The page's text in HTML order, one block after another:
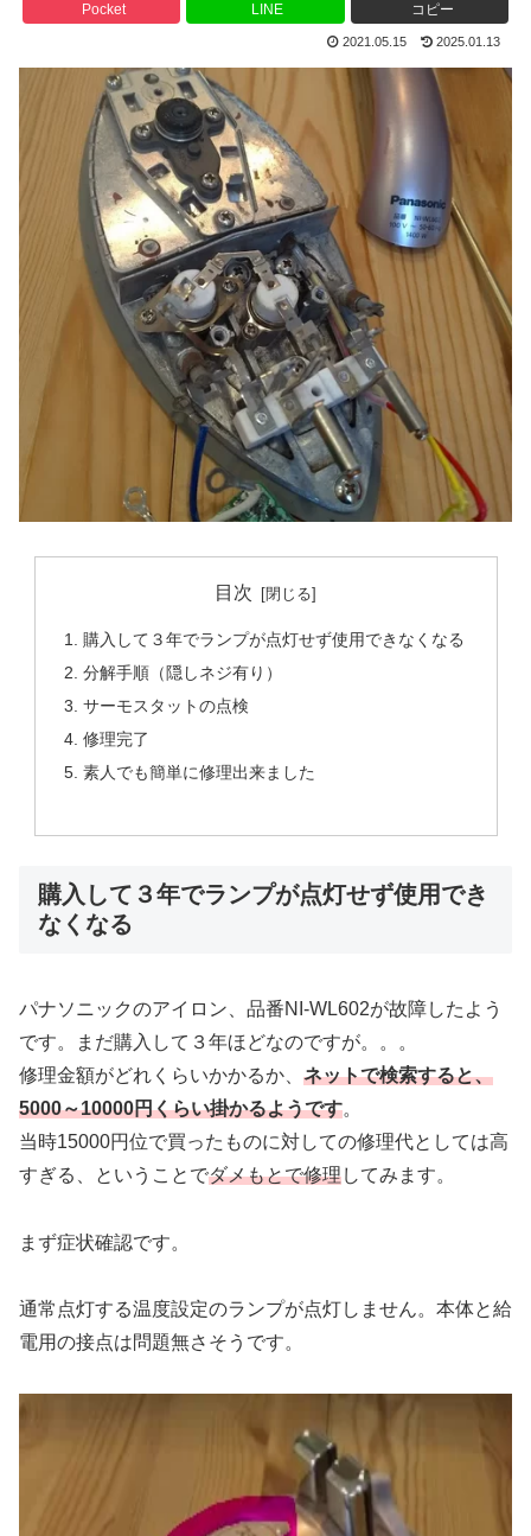
Pocket LINE コピー
2021.05.15 2025.01.13
目次
購入して３年でランプが点灯せず使用できなくなる
分解手順（隠しネジ有り）
サーモスタットの点検
修理完了
素人でも簡単に修理出来ました
購入して３年でランプが点灯せず使用でき
なくなる
パナソニックのアイロン、品番NI-WL602が故障したよう
です。まだ購入して３年ほどなのですが。。。
修理金額がどれくらいかかるか、 ネットで検索すると、
5000～10000円くらい掛かるようです。
当時15000円位で買ったものに対しての修理代としては高
すぎる、ということでダメもとで修理してみます。
まず症状確認です。
通常点灯する温度設定のランプが点灯しません。本体と給
電用の接点は問題無さそうです。